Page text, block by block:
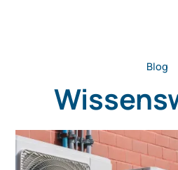
Blog